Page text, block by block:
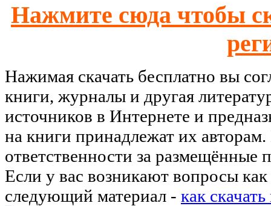
Нажмите сюда чтобы
Нажимая скачать бесплатно вы
книги, журналы и другая
источников в Интернете и
на книги принадлежат их
ответственности за размещённые
Если у вас возникают вопросы как
следующий материал - как